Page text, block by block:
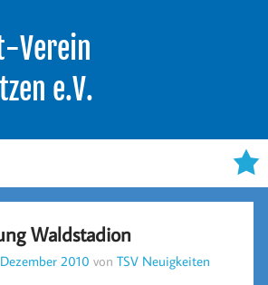
Verein
e.V.
Waldstadion
2010 vonTSV Neuigkeiten